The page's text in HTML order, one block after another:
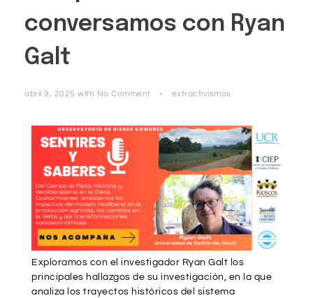
conversamos con Ryan
Galt
abril 9, 2025 with No Comment extractivismos
Exploramos con el investigador Ryan Galt los
principales hallazgos de su investigación, en la que
analiza los trayectos históricos del sistema